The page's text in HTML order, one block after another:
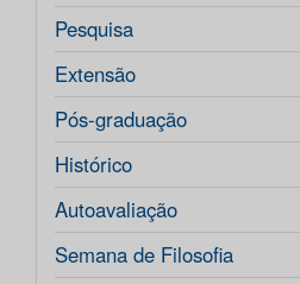
Pesquisa
Extensão
Pós-graduação
Histórico
Autoavaliação
Semana de Filosofia